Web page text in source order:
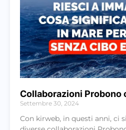
Collaborazioni Probono
Settembre 30, 2024
Con kirweb, in questi anni, ci